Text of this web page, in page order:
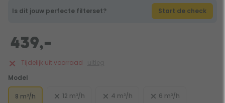
Is dit jouw perfecte filterset? Start de check
439,-
Tijdelijk uit voorraad
Model
8 m³/h 12 m³/h 4 m³/h 6 m³/h